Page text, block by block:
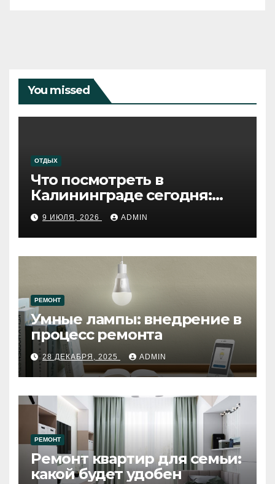
You missed
ОТДЫХ
Что посмотреть в
Калининграде сегодня:
путеводитель по самому
западному городу России
9 ИЮЛЯ, 2026 ADMIN
РЕМОНТ
Умные лампы: внедрение в
процесс ремонта
28 ДЕКАБРЯ, 2025 ADMIN
РЕМОНТ
Ремонт квартир для семьи:
какой будет удобен